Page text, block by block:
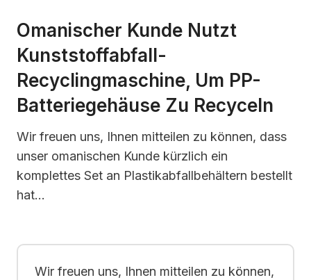
Omanischer Kunde Nutzt
Kunststoffabfall-
Recyclingmaschine, Um PP-
Batteriegehäuse Zu Recyceln
Wir freuen uns, Ihnen mitteilen zu können, dass
unser omanischen Kunde kürzlich ein
komplettes Set an Plastikabfallbehältern bestellt
hat…
Wir freuen uns, Ihnen mitteilen zu können,